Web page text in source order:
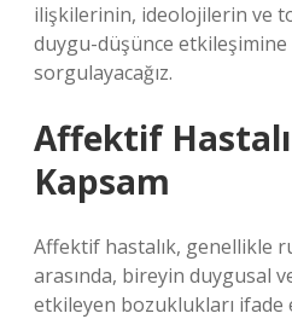
ilişkilerinin, ideolojilerin ve
duygu-düşünce etkileşimine
sorgulayacağız.
Affektif
Kapsam
Affektif hastalık, genellikle
arasında, bireyin duygusal
etkileyen bozuklukları ifade